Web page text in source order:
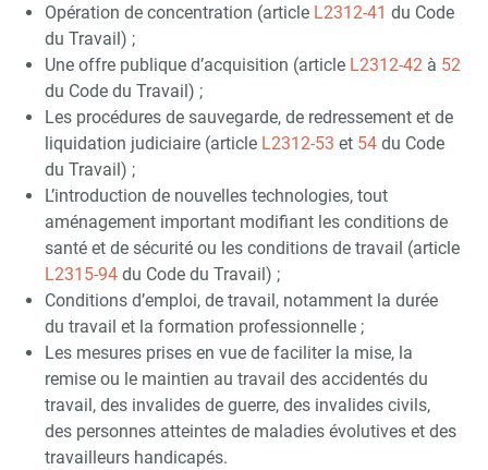
Opération de concentration (article L2312-41 du Code
du Travail) ;
Une offre publique d’acquisition (articleL2312-42à 52
du Code du Travail) ;
Les procédures de sauvegarde, de redressement et de
liquidation judiciaire (article L2312-53 et 54du Code
du Travail) ;
L’introduction de nouvelles technologies, tout
aménagement important modifiant les conditions de
santé et de sécurité ou les conditions de travail (article
L2315-94du Code du Travail) ;
Conditions d’emploi, de travail, notamment la durée
du travail et la formation professionnelle ;
Les mesures prises en vue de faciliter la mise, la
remise ou le maintien au travail des accidentés du
travail, des invalides de guerre, des invalides civils,
des personnes atteintes de maladies évolutives et des
travailleurs handicapés.